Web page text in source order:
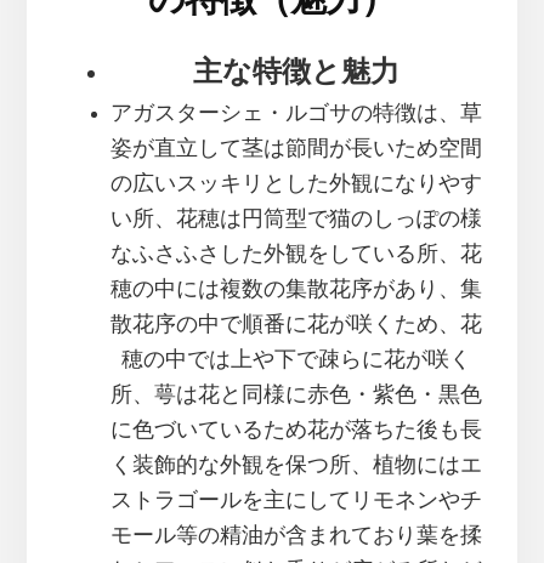
主な特徴と魅力
アガスターシェ・ルゴサの特徴は、草
姿が直立して茎は節間が長いため空間
の広いスッキリとした外観になりやす
い所、花穂は円筒型で猫のしっぽの様
なふさふさした外観をしている所、花
穂の中には複数の集散花序があり、集
散花序の中で順番に花が咲くため、花
穂の中では上や下で疎らに花が咲く
所、萼は花と同様に赤色・紫色・黒色
に色づいているため花が落ちた後も長
く装飾的な外観を保つ所、植物にはエ
ストラゴールを主にしてリモネンやチ
モール等の精油が含まれており葉を揉